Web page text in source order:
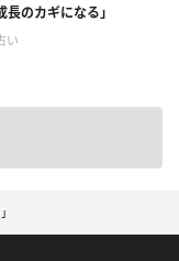
のカギになる」
い